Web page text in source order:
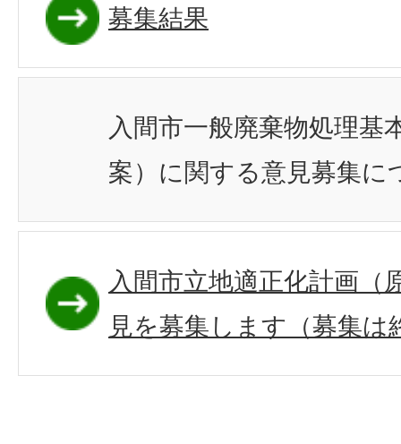
募集結果
入間市一般廃棄物処理基
案）に関する意見募集に
入間市立地適正化計画（
見を募集します（募集は